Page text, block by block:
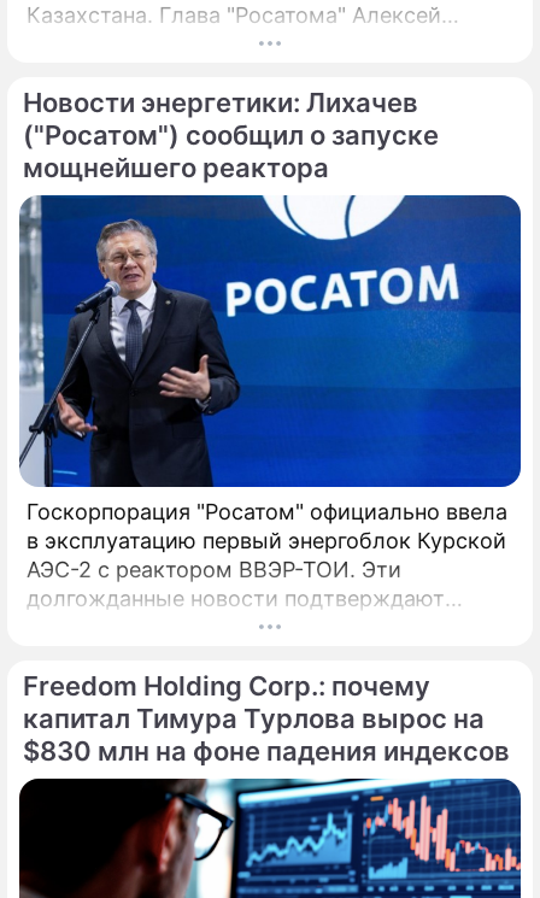
Казахстана. Глава "Росатома" Алексей
Лихачев сообщил, что на площадке будущей
инженерных изысканий, что является
важным этапом реализации масштабного
проекта. В мае 2026 года в Москве
состоялись предметные переговоры
руководства российской государственной
корпорации и ответственного ведомства
Республики Казахстан.
Новости энергетики: Лихачев
("Росатом") сообщил о запуске
мощнейшего реактора
Госкорпорация "Росатом" официально ввела
в эксплуатацию первый энергоблок Курской
АЭС-2 с реактором ВВЭР-ТОИ. Эти
долгожданные новости подтверждают
технологическое лидерство России, а глава
технологическим успехом и трудовым
подвигом. Введенный в эксплуатацию 27
апреля, инновационный энергоблок № 1
Курской АЭС-2 с 1 мая начал официальные
поставки электроэнергии в Единую
энергосистему страны.
Freedom Holding Corp.: почему
капитал Тимура Турлова вырос на
$830 млн на фоне падения индексов